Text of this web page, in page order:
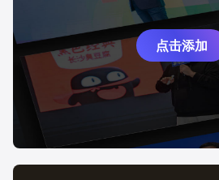
点击添加